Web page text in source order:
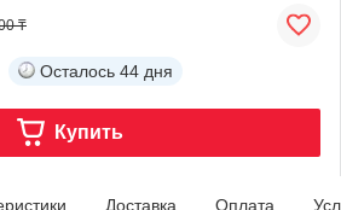
₸
Осталось 44 дня
Купить
Доставка Оплата